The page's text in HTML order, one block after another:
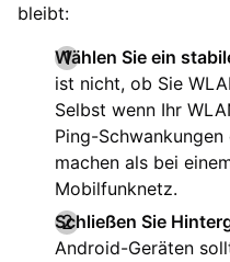
bleibt:
Wählen Sie ein
ist nicht, ob Sie
Selbst wenn Ihr
Ping-
machen als bei
Mobilfunknetz.
Schließen Sie
Android-Geräten